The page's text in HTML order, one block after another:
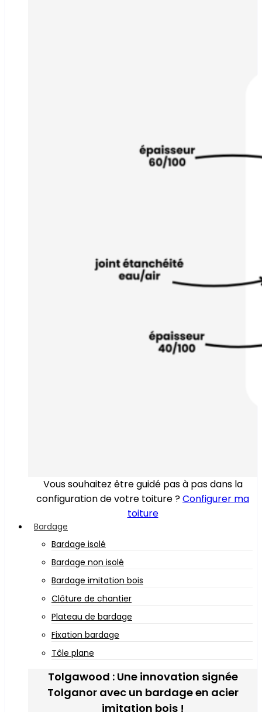
Vous souhaitez être guidé pas à pas dans la
configuration de votre toiture ?Configurer ma
toiture
Bardage
Bardage isolé
Bardage non isolé
Bardage imitation bois
Clôture de chantier
Plateau de bardage
Fixation bardage
Tôle plane
Tolgawood : Une innovation signée
Tolganor avec un bardage en acier
imitation bois !